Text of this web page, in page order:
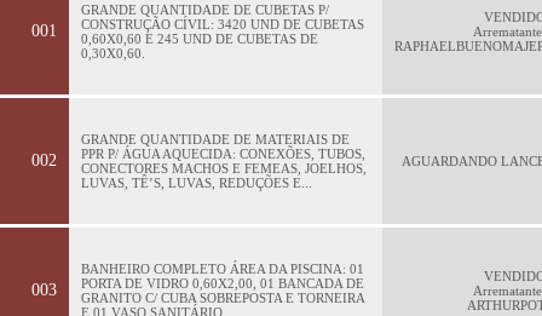
001
GRANDE QUANTIDADE DE CUBETAS P/
CONSTRUÇÃO CÍVIL: 3420 UND DE CUBETAS
0,60X0,60 E 245 UND DE CUBETAS DE
0,30X0,60.
002
GRANDE QUANTIDADE DE MATERIAIS DE
PPR P/ ÁGUA AQUECIDA: CONEXÕES, TUBOS,
CONECTORES MACHOS E FEMEAS, JOELHOS,
LUVAS, TÊ’S, LUVAS, REDUÇÕES E...
AGUARDANDO
003
BANHEIRO COMPLETO ÁREA DA PISCINA: 01
PORTA DE VIDRO 0,60X2,00, 01 BANCADA DE
GRANITO C/ CUBA SOBREPOSTA E TORNEIRA
E 01 VASO SANITÁRIO.